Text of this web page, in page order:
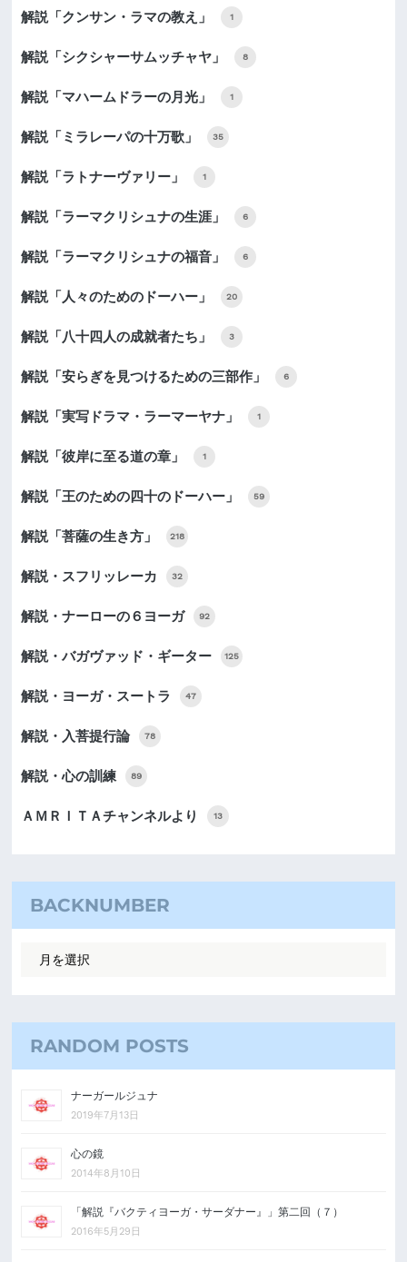
解説「クンサン・ラマの教え」 1
解説「シクシャーサムッチャヤ」 8
解説「マハームドラーの月光」 1
解説「ミラレーパの十万歌」 35
解説「ラトナーヴァリー」 1
解説「ラーマクリシュナの生涯」 6
解説「ラーマクリシュナの福音」 6
解説「人々のためのドーハー」 20
解説「八十四人の成就者たち」 3
解説「安らぎを見つけるための三部作」 6
解説「実写ドラマ・ラーマーヤナ」 1
解説「彼岸に至る道の章」 1
解説「王のための四十のドーハー」 59
解説「菩薩の生き方」 218
解説・スフリッレーカ 32
解説・ナーローの６ヨーガ 92
解説・バガヴァッド・ギーター 125
解説・ヨーガ・スートラ 47
解説・入菩提行論 78
解説・心の訓練 89
ＡＭＲＩＴＡチャンネルより 13
BACKNUMBER
RANDOM POSTS
ナーガールジュナ
2019年7月13日
心の鏡
2014年8月10日
「解説『バクティヨーガ・サーダナー』」第二回（７）
2016年5月29日